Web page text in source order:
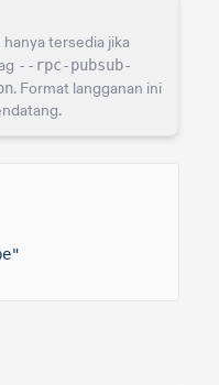
tersedia jika
--rpc-pubsub-
. Format langganan ini